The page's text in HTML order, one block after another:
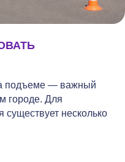
подъеме — важный
городе. Для
несколько